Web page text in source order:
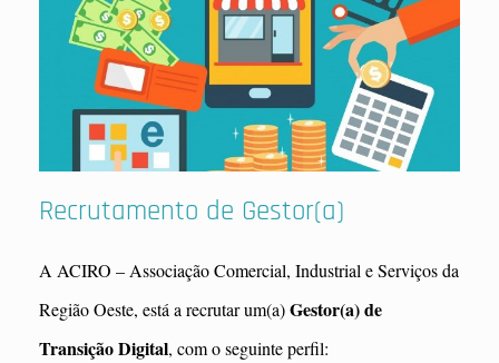
Recrutamento de Gestor(a)
A ACIRO – Associação Comercial, Industrial e Serviços da
Região Oeste, está a recrutar um(a)Gestor(a) de
Transição Digital, com o seguinte perfil: